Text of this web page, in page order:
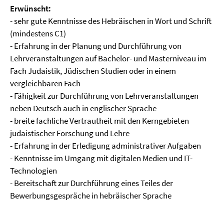
Erwünscht:
- sehr gute Kenntnisse des Hebräischen in Wort und Schrift
(mindestens C1)
- Erfahrung in der Planung und Durchführung von
Lehrveranstaltungen auf Bachelor- und Masterniveau im
Fach Judaistik, Jüdischen Studien oder in einem
vergleichbaren Fach
- Fähigkeit zur Durchführung von Lehrveranstaltungen
neben Deutsch auch in englischer Sprache
- breite fachliche Vertrautheit mit den Kerngebieten
judaistischer Forschung und Lehre
- Erfahrung in der Erledigung administrativer Aufgaben
- Kenntnisse im Umgang mit digitalen Medien und IT-
Technologien
- Bereitschaft zur Durchführung eines Teiles der
Bewerbungsgespräche in hebräischer Sprache